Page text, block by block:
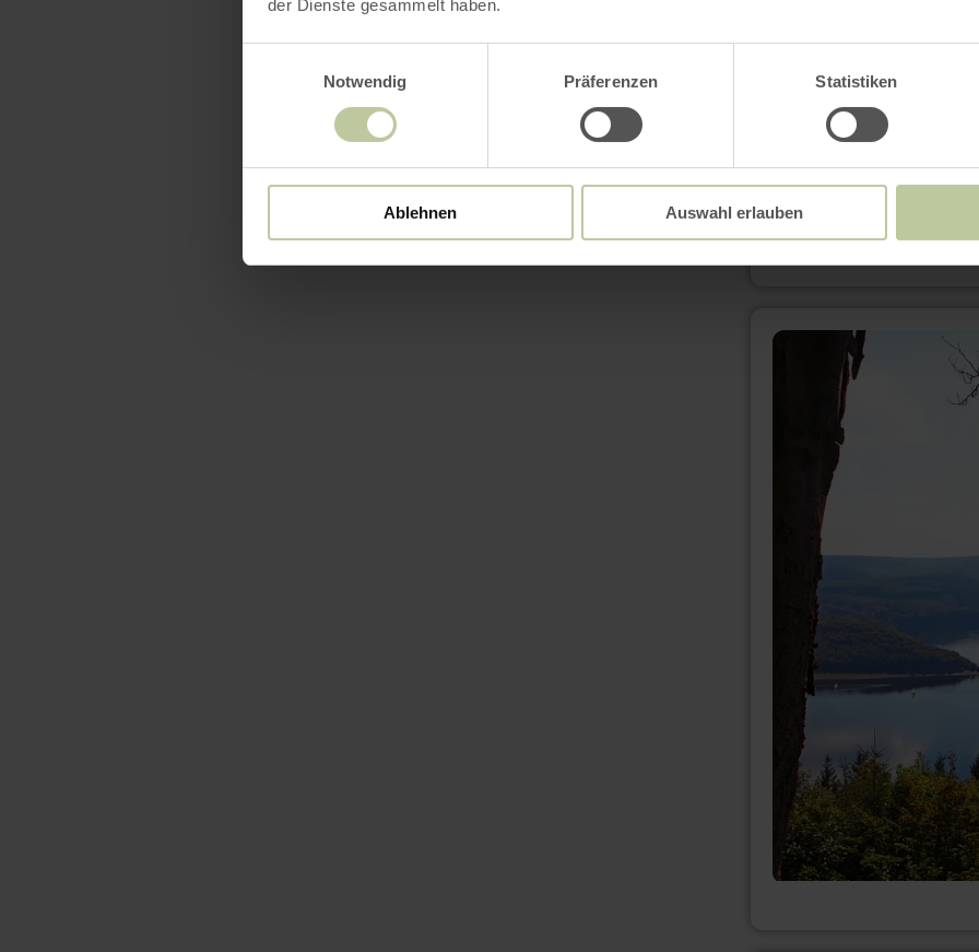
der Dienste gesammelt haben.
Notwendig
Präferenzen Statistiken
Ablehnen Auswahl erlauben
meer